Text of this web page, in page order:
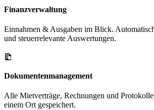
Finanzverwaltung
Einnahmen & Ausgaben im Blick.
und steuerrelevante Auswertungen.
Dokumentenmanagement
Alle Mietverträge, Rechnungen und
einem Ort gespeichert.